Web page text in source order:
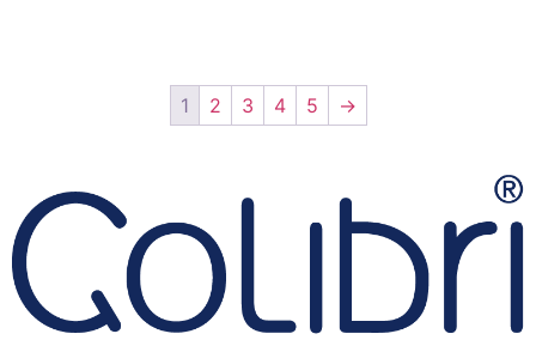
1 2 3 4 5 →